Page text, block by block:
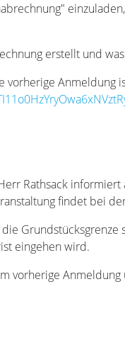
erstellt und
vorherige Anmeldung
Rathsack
findet bei
eingehen wird.
vorherige